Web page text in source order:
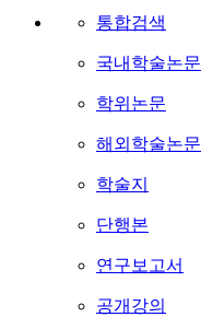
통합검색
국내학술논문
학위논문
해외학술논문
학술지
단행본
연구보고서
공개강의